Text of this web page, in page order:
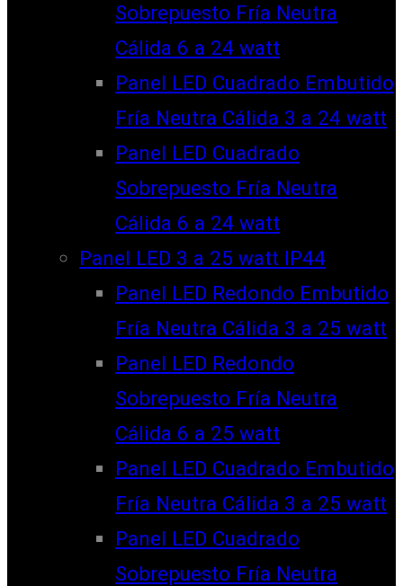
Sobrepuesto Fría Neutra
Cálida 6 a 24 watt
Panel LED Cuadrado Embutido
Fría Neutra Cálida 3 a 24 watt
Panel LED Cuadrado
Sobrepuesto Fría Neutra
Cálida 6 a 24 watt
Panel LED 3 a 25 watt IP44
Panel LED Redondo Embutido
Fría Neutra Cálida 3 a 25 watt
Panel LED Redondo
Sobrepuesto Fría Neutra
Cálida 6 a 25 watt
Panel LED Cuadrado Embutido
Fría Neutra Cálida 3 a 25 watt
Panel LED Cuadrado
Sobrepuesto Fría Neutra